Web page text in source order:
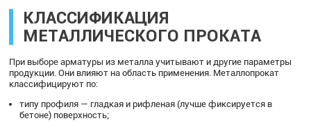
КЛАССИФИКАЦИЯ
МЕТАЛЛИЧЕСКОГО ПРОКАТА
При выборе арматуры из металла учитывают и другие параметры
продукции. Они влияют на область применения. Металлопрокат
классифицируют по:
типу профиля — гладкая и рифленая (лучше фиксируется в
бетоне) поверхность;